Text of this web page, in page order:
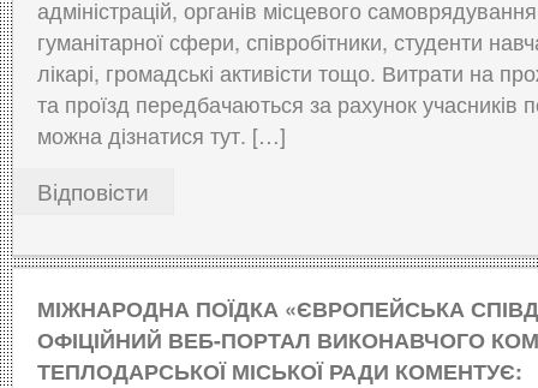
адміністрацій, органів місцевого
гуманітарної сфери, співробітники, студенти
лікарі, громадські активісти тощо. Витрати на
та проїзд передбачаються за рахунок учасників
можна дізнатися тут. […]
Відповіcти
МІЖНАРОДНА ПОЇДКА «ЄВРОПЕЙСЬКА
ОФІЦІЙНИЙ ВЕБ-ПОРТАЛ ВИКОНАВЧОГО
ТЕПЛОДАРСЬКОЇ МІСЬКОЇ РАДИ КОМЕНТУЄ: